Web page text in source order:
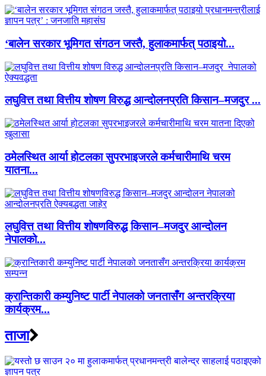
‘बालेन सरकार भूमिगत संगठन जस्तै, हुलाकमार्फत् पठाइयो...
लघुवित्त तथा वित्तीय शोषण विरुद्ध आन्दोलनप्रति किसान–मजदुर ...
ठमेलस्थित आर्या होटलका सुपरभाइजरले कर्मचारीमाथि चरम
यातना...
लघुवित्त तथा वित्तीय शोषणविरुद्ध किसान–मजदुर आन्दोलन
नेपालको...
क्रान्तिकारी कम्युनिष्ट पार्टी नेपालको जनतासँग अन्तरक्रिया
कार्यक्रम...
ताजा